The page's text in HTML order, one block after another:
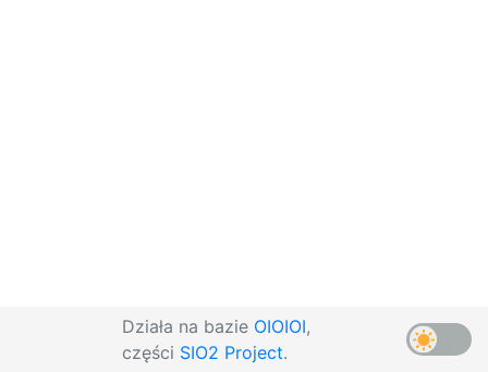
Działa na bazie OIOIOI,
części SIO2 Project.